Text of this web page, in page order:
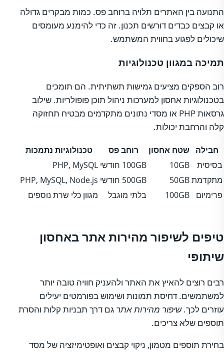
התנועה בין האתרים תלויה ברוחב פס. כמות מבקרים גדולה
או קבצים כבדים דורשים תכנון. זה כדי להימנע מעומסים
שיכולים לפגוע בחווית המשתמש.
תמיכה במגוון טכנולוגיות
רוב הספקים מציעים גמישות תשתיתית. הם תומכים
בטכנולוגיות אחסון למערכות ניהול תוכן פופולריות. שילוב
גרסאות PHP או מסדי נתונים מתקדמים מבטיח תחזוקה
קלה והרחבת יכולות.
חבילה שטח אחסון רוחב פס
טכנולוגיות נתמכות
בסיסית
10GB 100GB חודשי
PHP, MySQL
מתקדמת50GB 500GB חודשי
PHP, MySQL, Node.js
פרימיום
100GB בלתי מוגבל מגוון כלי שרת נוספים
טיפים לשיפור מהירות אתר באחסון
שיתופי
רבים רוצים להאיץ את האתר ולהעניק חוויה טובה יותר
למשתמשים. דחיסת תמונות ושימוש בפורמטים יעילים
עוזרים לכך.שיפור מהירות אתר גם דרך תבניות קלות והסרת
תוספים שלא צריכים.
בחירת תוספים מטמון, ניקוי קבצים ואופטימיזציה של מסד